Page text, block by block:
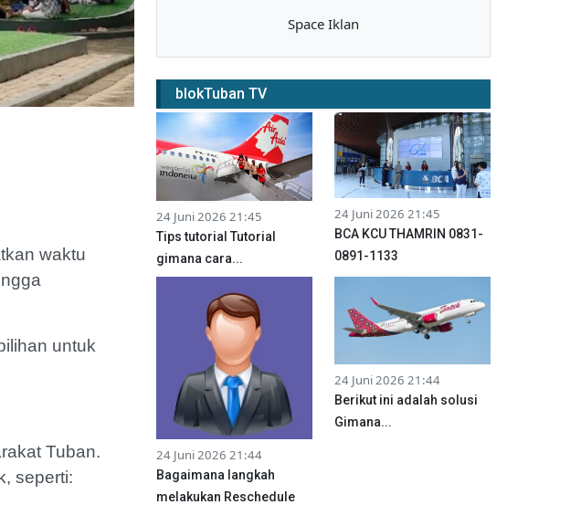
waktu
untuk
Tuban.
seperti:
Space Iklan
blokTuban TV
24 Juni 2026 21:45
Tips tutorial Tutorial
gimana cara...
24 Juni 2026 21:45
BCA KCU THAMRIN 0831-
0891-1133
24 Juni 2026 21:44
Bagaimana langkah
melakukan Reschedule
24 Juni 2026 21:44
Berikut ini adalah solusi
Gimana...